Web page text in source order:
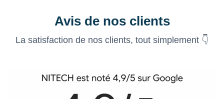
Avis de nos clients
La satisfaction de nos clients, tout simplement 👇